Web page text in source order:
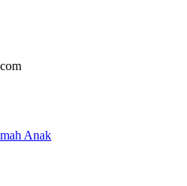
Anak